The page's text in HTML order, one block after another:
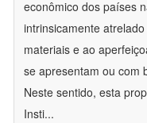
econômico dos países
intrinsicamente
materiais e ao
se apresentam ou com
Neste sentido, esta
Insti...